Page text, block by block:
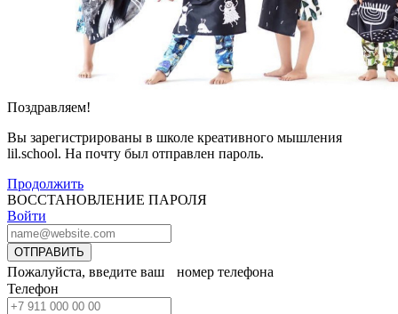
Поздравляем!
Вы зарегистрированы в школе креативного мышления
lil.school. На почту был отправлен пароль.
Продолжить
ВОССТАНОВЛЕНИЕ ПАРОЛЯ
Войти
ОТПРАВИТЬ
Пожалуйста, введите ваш номер телефона
Телефон